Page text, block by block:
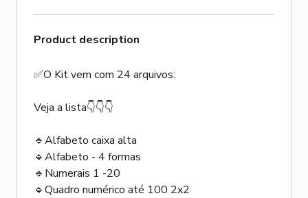
Product description
✅O Kit vem com 24 arquivos:
Veja a lista👇👇👇
🔹Alfabeto caixa alta
🔹Alfabeto - 4 formas
🔹Numerais 1 -20
🔹Quadro numérico até 100 2x2